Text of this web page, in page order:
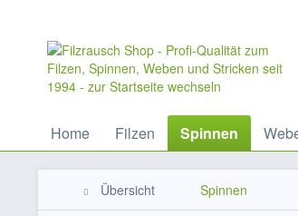
Home Filzen Spinnen
Übersicht Spinnen